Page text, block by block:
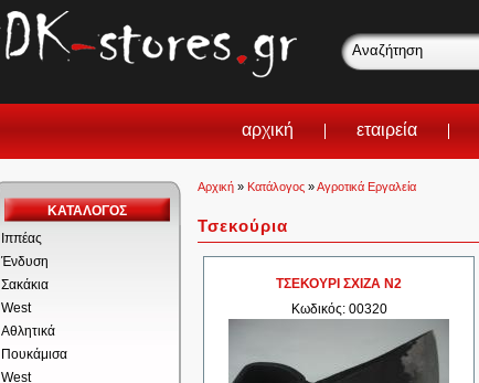
αρχική εταιρεία
ΚΑΤΑΛΟΓΟΣ
Ιππέας
Ένδυση
Σακάκια
West
Αθλητικά
Πουκάμισα
West
Αρχική » Κατάλογος »Αγροτικά Εργαλεία
Τσεκούρια
ΤΣΕΚΟΥΡΙ ΣΧΙΖΑ Ν2
Κωδικός: 00320